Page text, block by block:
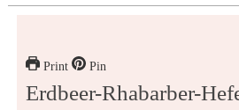
Print Pin
Erdbeer-Rhabarber-